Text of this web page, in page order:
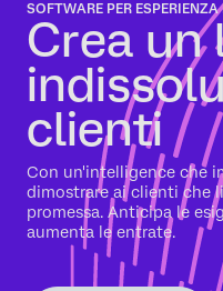
SOFTWARE PER
Crea un
clienti
Con un'intelligence che
dimostrare ai clienti che
promessa. Anticipa le
aumenta le entrate.